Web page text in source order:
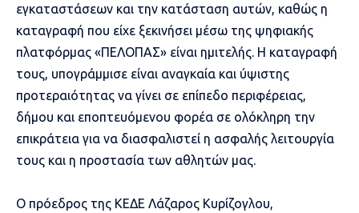
εγκαταστάσεων και την κατάσταση αυτών, καθώς η
καταγραφή που είχε ξεκινήσει μέσω της ψηφιακής
πλατφόρμας «ΠΕΛΟΠΑΣ» είναι ημιτελής. Η καταγραφή
τους, υπογράμμισε είναι αναγκαία και ύψιστης
προτεραιότητας να γίνει σε επίπεδο περιφέρειας,
δήμου και εποπτευόμενου φορέα σε ολόκληρη την
επικράτεια για να διασφαλιστεί η ασφαλής λειτουργία
τους και η προστασία των αθλητών μας.
Ο πρόεδρος της ΚΕΔΕ Λάζαρος Κυρίζογλου,